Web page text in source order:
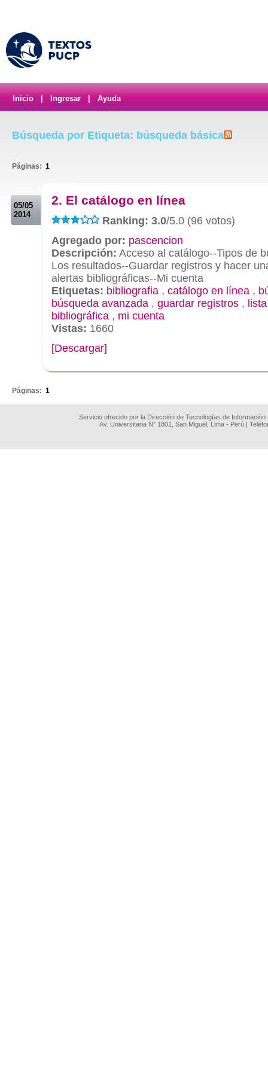
Inicio Ingresar Ayuda
Búsqueda por Etiqueta: búsqueda básica
Páginas: 1
05/05
2014
2. El catálogo en línea
Ranking: 3.0/5.0 (96 votos)
Agregado por: pascencion
Descripción: Acceso al catálogo--Tipos de
Los resultados--Guardar registros y hacer
alertas bibliográficas--Mi cuenta
Etiquetas: bibliografia , catálogo en línea ,
búsqueda avanzada , guardar registros ,
bibliográfica , mi cuenta
Vistas: 1660
[Descargar]
Páginas: 1
Servicio ofrecido por la Dirección de Tecnologías de
Av. Universitaria N° 1801, San Miguel, Lima - Perú |